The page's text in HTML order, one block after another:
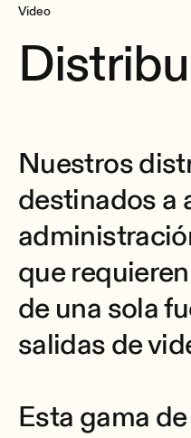
Video
Nuestros
destinados a
que
de una sola
salidas de
Esta gama